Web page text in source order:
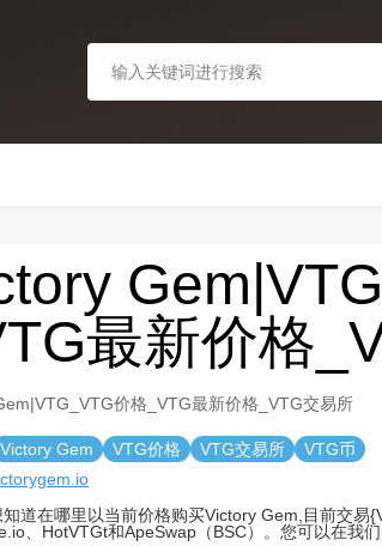
最新价格
价格_VTG最新价格_VTG交易所
Victory Gem VTG价格 VTG交易所
VTG币
道在哪里以当前价格购买Victory Gem,目前交易
、HotVTGt和ApeSwap（BSC）。您可以在我